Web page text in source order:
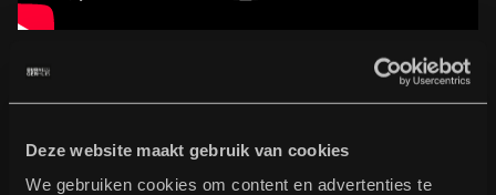
Deze website maakt gebruik van cookies
We gebruiken cookies om content en advertenties te
Burger tips
Full programme
Full programme